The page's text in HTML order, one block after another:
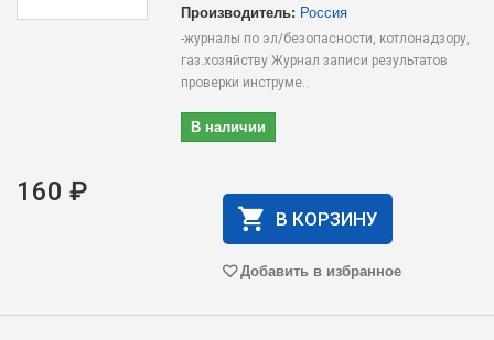
Производитель: Россия
-журналы по эл/безопасности, котлонадзору,
газ.хозяйству Журнал записи результатов
проверки инструме..
В наличии
160 ₽
В КОРЗИНУ
Добавить в избранное